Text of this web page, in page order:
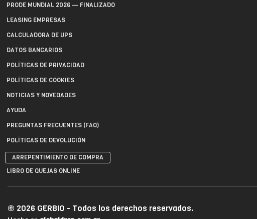
PRODE MUNDIAL 2026 — FINALIZADO
LEASING EMPRESAS
CALCULADORA DE UPS
DATOS BANCARIOS
POLÍTICAS DE PRIVACIDAD
POLÍTICAS DE COOKIES
NOTICIAS Y NOVEDADES
AYUDA
PREGUNTAS FRECUENTES (FAQ)
POLÍTICAS DE DEVOLUCIÓN
ARREPENTIMIENTO DE COMPRA
LIBRO DE QUEJAS ONLINE
© 2026 GERBIO - Todos los derechos reservados.